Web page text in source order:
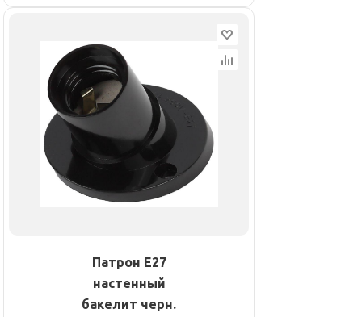
Патрон E27
настенный
бакелит черн.